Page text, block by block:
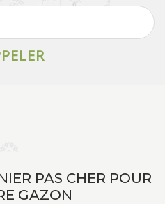
PAS CHER POUR
GAZON